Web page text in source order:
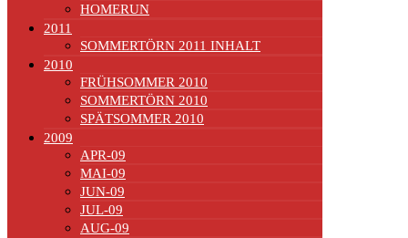
HOMERUN
2011
SOMMERTÖRN 2011 INHALT
2010
FRÜHSOMMER 2010
SOMMERTÖRN 2010
SPÄTSOMMER 2010
2009
APR-09
MAI-09
JUN-09
JUL-09
AUG-09